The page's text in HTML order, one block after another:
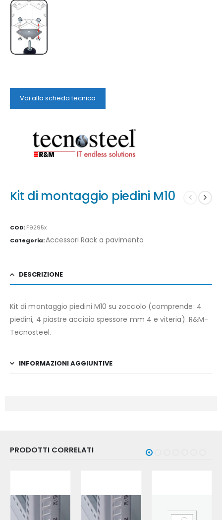
Vai alla scheda tecnica
Kit di montaggio piedini M10
COD:F9295x
Categoria:Accessori Rack a pavimento
DESCRIZIONE
Kit di montaggio piedini M10 su zoccolo (comprende: 4
piedini, 4 piastre acciaio spessore mm 4 e viteria). R&M-
Tecnosteel.
INFORMAZIONI AGGIUNTIVE
PRODOTTI CORRELATI